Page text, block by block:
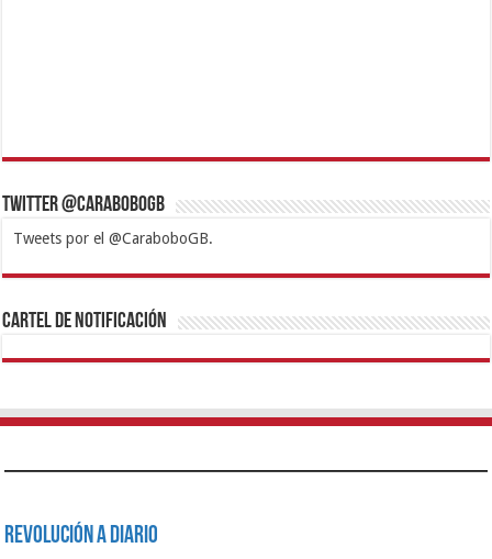
Twitter @CaraboboGB
Tweets por el @CaraboboGB.
1xbetBetturkeyBetistKralbetSupertotobetTipobetMatadorbetMariobet
https://mvbcasino.com/
Cartel de Notificación
Revolución a Diario